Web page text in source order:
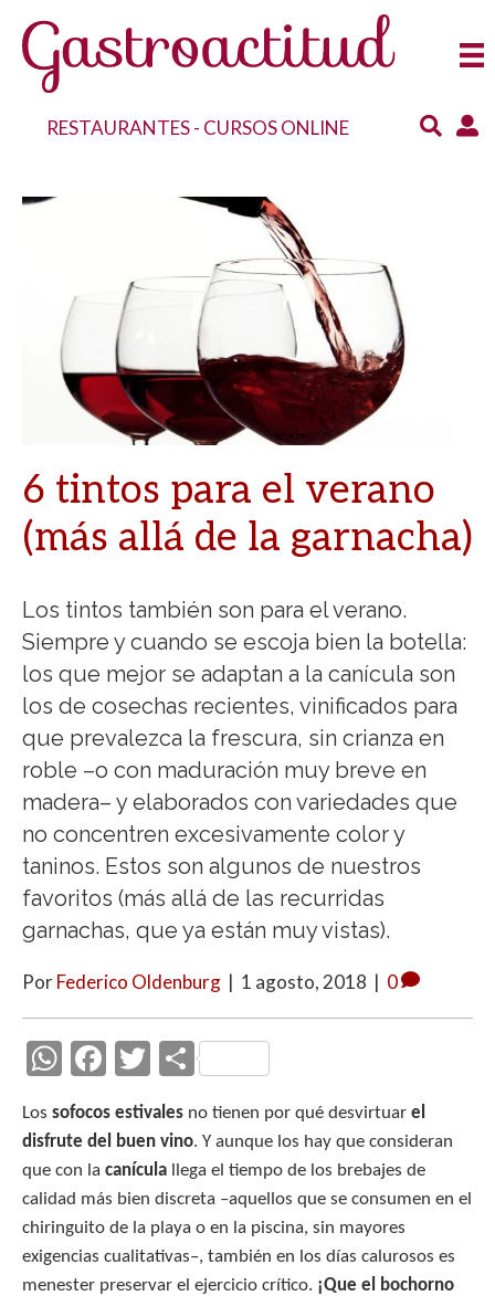
RESTAURANTES- CURSOS ONLINE
6 tintos para el verano
(más allá de la garnacha)
Los tintos también son para el verano.
Siempre y cuando se escoja bien la botella:
los que mejor se adaptan a la canícula son
los de cosechas recientes, vinificados para
que prevalezca la frescura, sin crianza en
roble –o con maduración muy breve en
madera– y elaborados con variedades que
no concentren excesivamente color y
taninos. Estos son algunos de nuestros
favoritos (más allá de las recurridas
garnachas, que ya están muy vistas).
PorFederico Oldenburg | 1 agosto, 2018 | 0
W
h
at
s
A
p
p
F
ac
e
b
o
o
k
T
w
itt
er
C
m
p
ar
ti
r
Los sofocos estivales no tienen por qué desvirtuar el
disfrute del buen vino. Y aunque los hay que consideran
que con la canícula llega el tiempo de los brebajes de
calidad más bien discreta –aquellos que se consumen en el
chiringuito de la playa o en la piscina, sin mayores
exigencias cualitativas–, también en los días calurosos es
menester preservar el ejercicio crítico. ¡Que el bochorno